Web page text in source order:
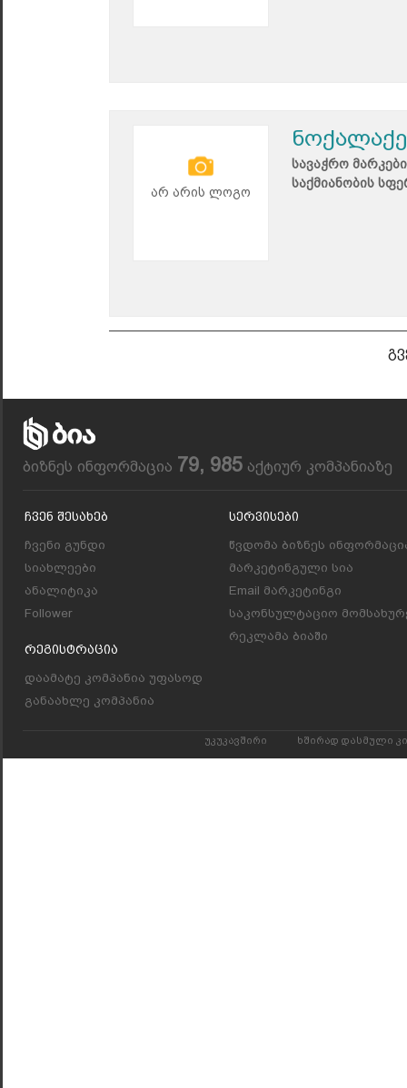
არ არის ლოგო
სავაჭრო
საქმიანობის
ბიზნეს ინფორმაცია 79, 985 აქტიურ კომპანიაზე
Ჩვენ Შესახებ
ჩვენი გუნდი
სიახლეები
ანალიტიკა
Follower
Რეგისტრაცია
დაამატე კომპანია უფასოდ
განაახლე კომპანია
Სერვისები
წვდომა ბიზნეს
მარკეტინგული სია
Email მარკეტინგი
საკონსულტაციო
რეკლამა ბიაში
უკუკავშირი ხშირად დასმული